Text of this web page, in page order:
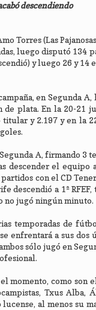
descendiendo
Torres (Las
luego disputó 134
y luego 26 y 14
en Segunda
plata. En la 20-21
y 2.197 y en la
A, firmando 3
el equipo
con el CD
a 1ª RFEF,
no jugó ningún minuto.
temporadas de
enfrentará a sus
sólo jugó en
momento, como son
Txus Alba,
al menos su